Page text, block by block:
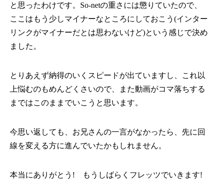
と思ったわけです。So-netの重さには懲りていたので、
ここはもう少しマイナーなところにしておこう(インター
リンクがマイナーだとは思わないけど)という感じで決め
ました。
とりあえず納得のいくスピードが出ていますし、これ以
上悩むのもめんどくさいので、また動画がコマ落ちする
まではこのままでいこうと思います。
今思い返しても、お兄さんの一言がなかったら、先に回
線を変える方に進んでいたかもしれません。
本当にありがとう! もうしばらくフレッツでいきます!